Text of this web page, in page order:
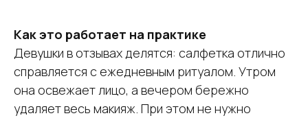
Как это работает на практике
Девушки в отзывах делятся: салфетка отлично
справляется с ежедневным ритуалом. Утром
она освежает лицо, а вечером бережно
удаляет весь макияж. При этом не нужно